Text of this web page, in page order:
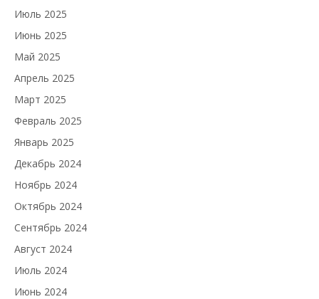
Июль 2025
Июнь 2025
Май 2025
Апрель 2025
Март 2025
Февраль 2025
Январь 2025
Декабрь 2024
Ноябрь 2024
Октябрь 2024
Сентябрь 2024
Август 2024
Июль 2024
Июнь 2024